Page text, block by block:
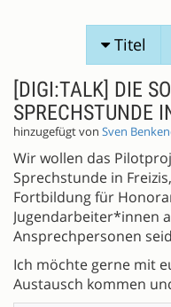
SESSIONVORSCHLÄGE
Titel
[DIGI:TALK] DIE
SPRECHSTUNDE
hinzugefügt von Sven
Wir wollen das
Sprechstunde in
Fortbildung für
Jugendarbeiter*innen
Ansprechpersonen
Ich möchte gerne mit
Austausch kommen